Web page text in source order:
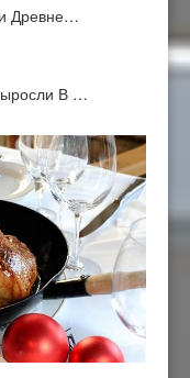
Древне…
В …